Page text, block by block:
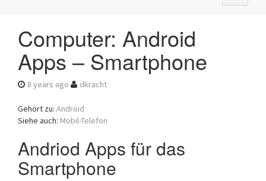
o
Computer: Android
Apps – Smartphone
8 years ago dkracht
Gehört zu: Android
Siehe auch: Mobil-Telefon
Andriod Apps für das
Smartphone